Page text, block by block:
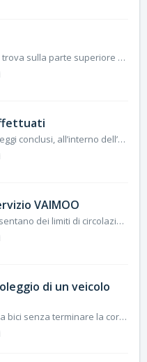
Scansiona il codice QR che si trova sulla parte superiore del veicolo e tocca il pulsante "Inizia corsa" per avviare il noleggio. Se hai problem...
Puoi sempre consultare i noleggi conclusi, all’interno dell’apposita sezione “Corse” presente nell’App: All’interno dell’App, apri il menu toccando l'...
VAIMOO
Ci sono alcune zone che presentano dei limiti di circolazione, velocità o di completamento del tuo noleggio. Queste aree appaiono come zone ombreggiate di ...
di un veicolo
Hai la possibilità di bloccare la bici senza terminare la corsa fuori dalle stazioni VAIMOO ma pur rimanendo all’interno dell’area del servizio, utilizzando...